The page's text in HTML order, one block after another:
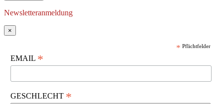
Newsletteranmeldung
×
* Pflichtfelder
EMAIL *
GESCHLECHT *